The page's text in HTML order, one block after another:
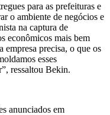
para as prefeituras e
o ambiente de negócios e
na captura de
econômicos mais bem
empresa precisa, o que os
esses
ressaltou Bekin.
anunciados em